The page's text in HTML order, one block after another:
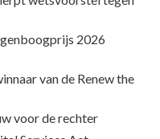
2026
van de Renew the
voor de rechter